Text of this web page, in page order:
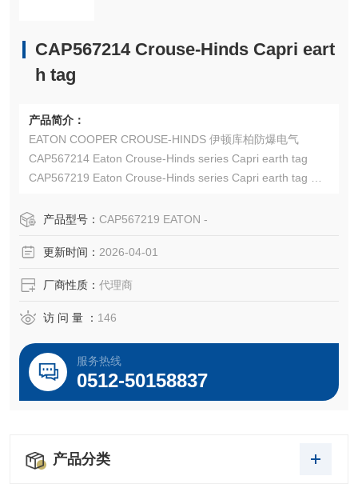
CAP567214 Crouse-Hinds Capri eart
h tag
产品简介：
EATON COOPER CROUSE-HINDS 伊顿库柏防爆电气
CAP567214 Eaton Crouse-Hinds series Capri earth tag
CAP567219 Eaton Crouse-Hinds series Capri earth tag
Co.,Ltd
产品型号： CAP567219 EATON -
更新时间： 2026-04-01
厂商性质： 代理商
访 问 量 ： 146
服务热线
0512-50158837
产品分类